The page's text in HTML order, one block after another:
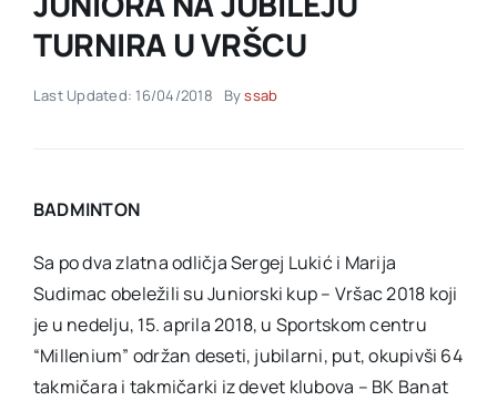
Akti SSAB
TURNIRA U VRŠCU
Last Updated: 16/04/2018 Byssab
BADMINTON
Sa po dva zlatna odličja Sergej Lukić i Marija
Sudimac obeležili su Juniorski kup – Vršac 2018 koji
je u nedelju, 15. aprila 2018, u Sportskom centru
“Millenium” održan deseti, jubilarni, put, okupivši 64
takmičara i takmičarki iz devet klubova – BK Banat